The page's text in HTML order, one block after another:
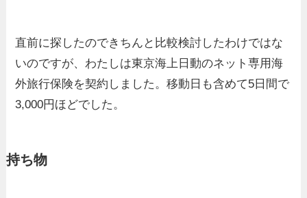
直前に探したのできちんと比較検討したわけではな
いのですが、わたしは東京海上日動のネット専用海
外旅行保険を契約しました。移動日も含めて5日間で
3,000円ほどでした。
持ち物